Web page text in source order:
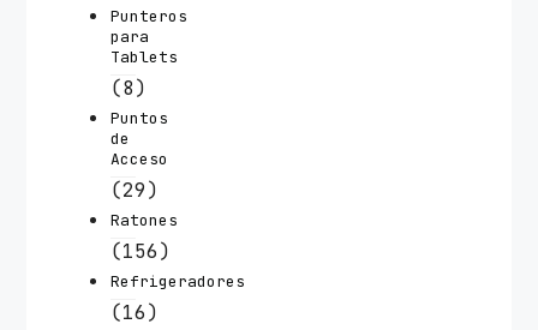
Punteros
para
Tablets
(8)
Puntos
de
Acceso
(29)
Ratones
(156)
Refrigeradores
(16)